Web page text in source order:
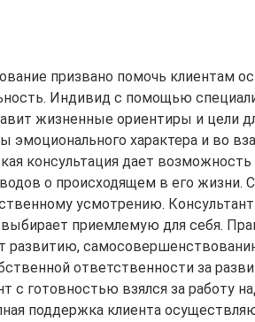
призвано помочь клиентам
Индивид с помощью
жизненные ориентиры и цели
эмоционального характера и во
консультация дает возможность
о происходящем в его жизни.
усмотрению. Консультант
приемлемую для себя.
развитию,
ответственности за
с готовностью взялся за работу
поддержка клиента